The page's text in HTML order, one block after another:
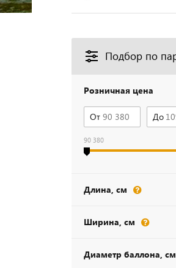
Розничная цена
От До
90 380
Длина, см
Ширина, см
Диаметр баллона, см